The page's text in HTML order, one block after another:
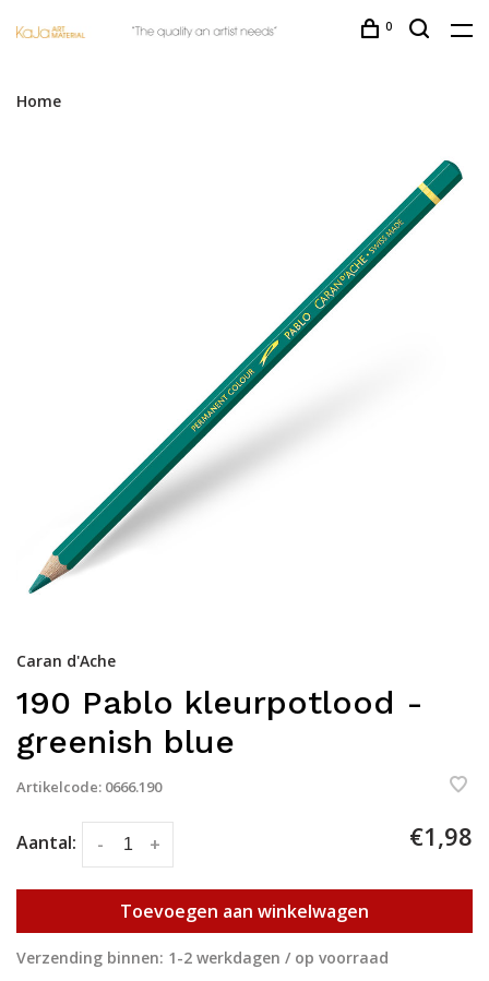
0
Home
Caran d'Ache
190 Pablo kleurpotlood -
greenish blue
Artikelcode: 0666.190
Aantal: +
- €1,98
Toevoegen aan winkelwagen
Verzending binnen: 1-2 werkdagen / op voorraad